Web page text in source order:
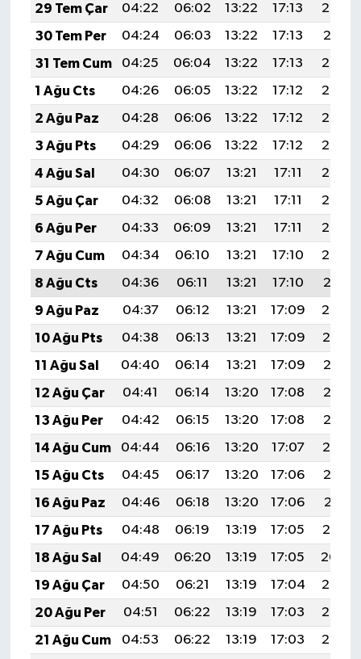
29 Tem Çar
04:22 06:02 13:22 17:13
20:32
30 Tem Per
04:24 06:03 13:22 17:13
20:31
31 Tem Cum
04:25 06:04 13:22 17:13
20:30
1 Ağu Cts
04:26 06:05 13:22 17:12
20:29
2 Ağu Paz
04:28 06:06 13:22 17:12
20:28
3 Ağu Pts
04:29 06:06 13:22 17:12
20:27
4 Ağu Sal
04:30 06:07 13:21 17:11
20:26
5 Ağu Çar
04:32 06:08 13:21 17:11
20:25
6 Ağu Per
04:33 06:09 13:21 17:11
20:24
7 Ağu Cum
04:34 06:10 13:21 17:10
20:22
8 Ağu Cts
04:36 06:11 13:21 17:10
20:21
9 Ağu Paz
04:37 06:12 13:21 17:09
20:20
10 Ağu Pts
04:38 06:13 13:21 17:09
20:19
11 Ağu Sal
04:40 06:14 13:21 17:09
20:18
12 Ağu Çar
04:41 06:14 13:20 17:08
20:17
13 Ağu Per
04:42 06:15 13:20 17:08
20:15
14 Ağu Cum
04:44 06:16 13:20 17:07
20:14
15 Ağu Cts
04:45 06:17 13:20 17:06
20:13
16 Ağu Paz
04:46 06:18 13:20 17:06
20:11
17 Ağu Pts
04:48 06:19 13:19 17:05
20:10
18 Ağu Sal
04:49 06:20 13:19 17:05
20:09
19 Ağu Çar
04:50 06:21 13:19 17:04
20:07
20 Ağu Per
04:51 06:22 13:19 17:03
20:06
21 Ağu Cum
04:53 06:22 13:19 17:03
20:05